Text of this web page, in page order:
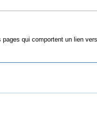
qui comportent un lien